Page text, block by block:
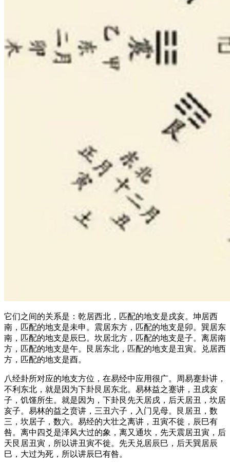
它们之间的关系是：乾居西北，匹配的地支是戌亥。坤居西
南，匹配的地支是未申。震居东方，匹配的地支是卯。巽居东
南，匹配的地支是辰巳。坎居北方，匹配的地支是子。离居南
方，匹配的地支是午。艮居东北，匹配的地支是丑寅。兑居西
方，匹配的地支是酉。
八经卦所对应的地支方位，在易经中应用很广。周易蹇卦讲，
不利东北，就是因为下卦艮居东北。易林益之蹇讲，丑戌亥
子，饥馑所生。就是因为，下卦艮先天居戌，后天居丑，坎居
亥子。易林的益之贲讲，三丑六子，入门见母。艮居丑，数
三，坎居子，数六。易经的大壮之离讲，丑寅不徙，辰巳有
咎。离中四爻是泽风大过的象，离又通坎，先天震居丑寅，后
天艮居丑寅，所以讲丑寅不徙。先天兑居辰巳，后天巽居辰
巳，大过为死，所以讲辰巳有咎。